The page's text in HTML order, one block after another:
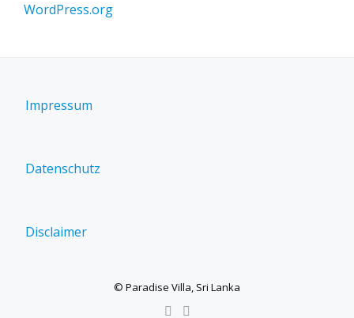
WordPress.org
Impressum
Datenschutz
Disclaimer
© Paradise Villa, Sri Lanka